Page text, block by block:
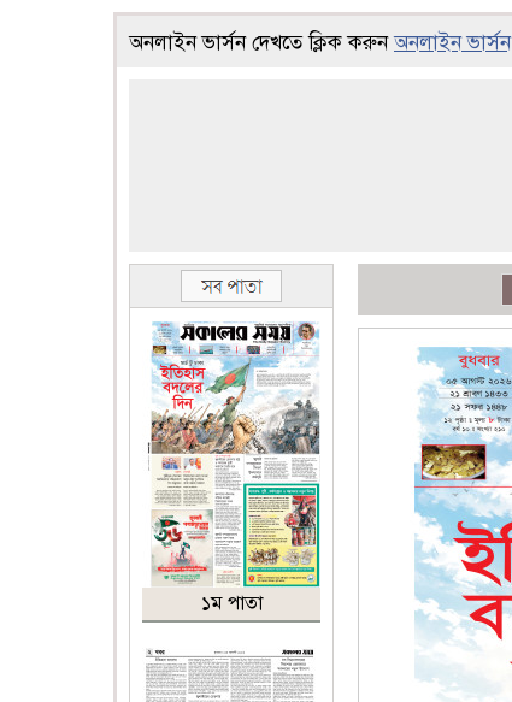
অনলাইন ভার্সন দেখতে ক্লিক করুনঅনলাইন ভার্সন
১ম পাতা